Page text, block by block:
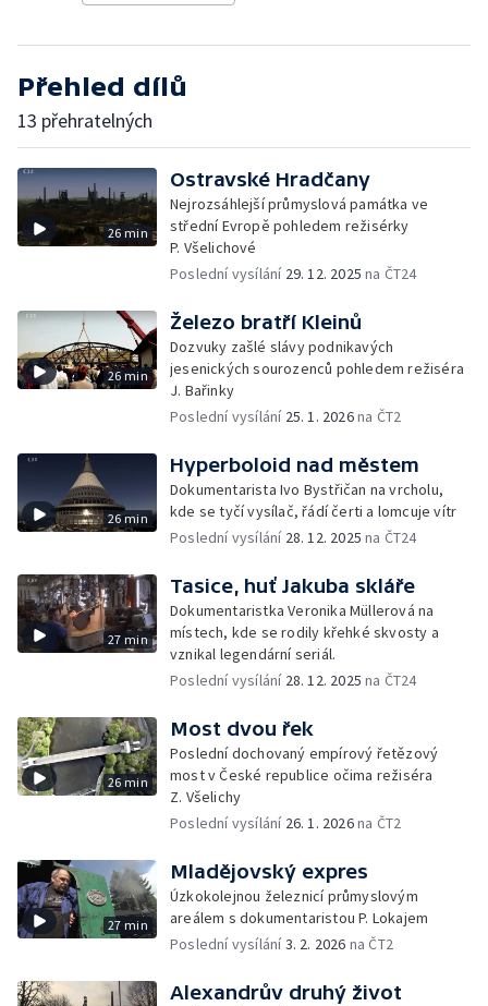
Přehled dílů
13 přehratelných
26 min
Ostravské Hradčany
Nejrozsáhlejší průmyslová památka ve
střední Evropě pohledem režisérky
P. Všelichové
Poslední vysílání 29. 12. 2025 na ČT24
26 min
Železo bratří Kleinů
Dozvuky zašlé slávy podnikavých
jesenických sourozenců pohledem režiséra
J. Bařinky
Poslední vysílání 25. 1. 2026na ČT2
26 min
Hyperboloid nad městem
Dokumentarista Ivo Bystřičan na vrcholu,
kde se tyčí vysílač, řádí čerti a lomcuje vítr
Poslední vysílání 28. 12. 2025 na ČT24
27 min
Tasice, huť Jakuba skláře
Dokumentaristka Veronika Müllerová na
místech, kde se rodily křehké skvosty a
vznikal legendární seriál.
Poslední vysílání 28. 12. 2025 na ČT24
26 min
Most dvou řek
Poslední dochovaný empírový řetězový
most v České republice očima režiséra
Z. Všelichy
Poslední vysílání 26. 1. 2026na ČT2
27 min
Mladějovský expres
Úzkokolejnou železnicí průmyslovým
areálem s dokumentaristou P. Lokajem
Poslední vysílání3. 2. 2026 na ČT2
Alexandrův druhý život